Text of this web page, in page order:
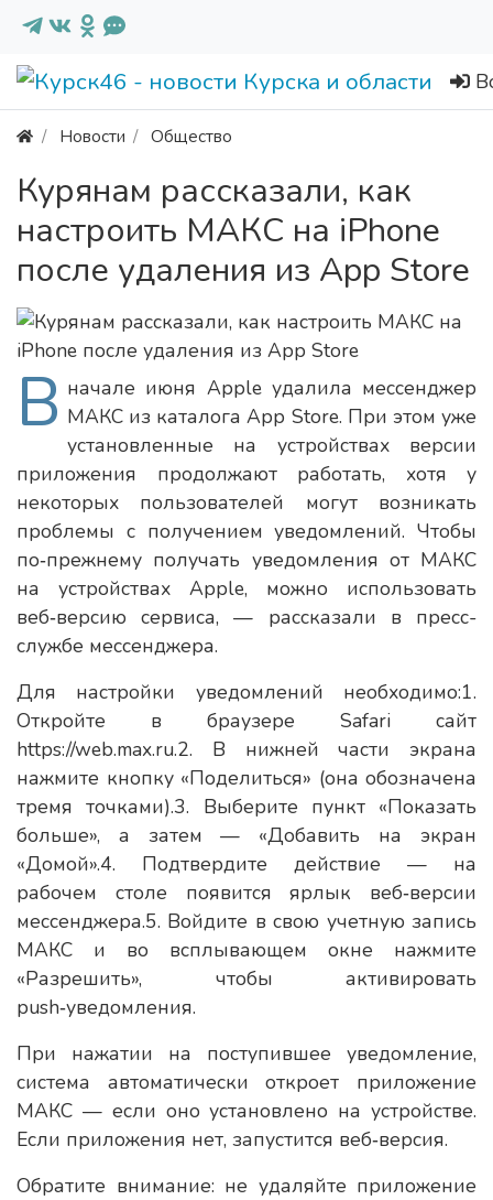
Новости Общество
Курянам рассказали, как
настроить МАКС на iPhone
после удаления из App Store
В начале июня Apple удалила мессенджер
МАКС из каталога App Store. При этом уже
установленные на устройствах версии
приложения продолжают работать, хотя у
некоторых пользователей могут возникать
проблемы с получением уведомлений. Чтобы
по‑прежнему получать уведомления от МАКС
на устройствах Apple, можно использовать
веб‑версию сервиса, — рассказали в пресс-
службе мессенджера.
Для настройки уведомлений необходимо:1.
Откройте в браузере Safari сайт
https://web.max.ru.2. В нижней части экрана
нажмите кнопку «Поделиться» (она обозначена
тремя точками).3. Выберите пункт «Показать
больше», а затем — «Добавить на экран
«Домой».4. Подтвердите действие — на
рабочем столе появится ярлык веб‑версии
мессенджера.5. Войдите в свою учетную запись
МАКС и во всплывающем окне нажмите
«Разрешить», чтобы активировать
push‑уведомления.
При нажатии на поступившее уведомление,
система автоматически откроет приложение
МАКС — если оно установлено на устройстве.
Если приложения нет, запустится веб‑версия.
Обратите внимание: не удаляйте приложение